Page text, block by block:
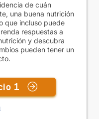
de cuán
una buena nutrición
que incluso puede
respuestas a
y descubra
pueden tener un
1